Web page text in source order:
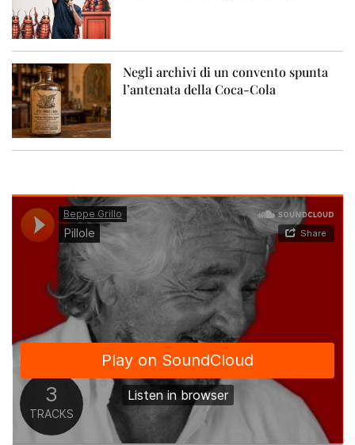
Negli archivi di un convento spunta
l’antenata della Coca-Cola